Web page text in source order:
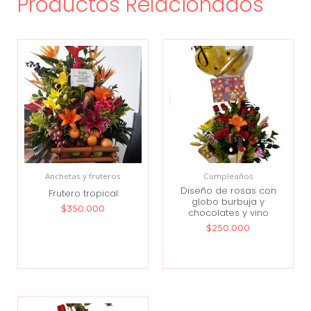
Anchetas y fruteros
Frutero tropical
$350.000
Cumpleaños
Diseño de rosas con
globo burbuja y
chocolates y vino
$250.000